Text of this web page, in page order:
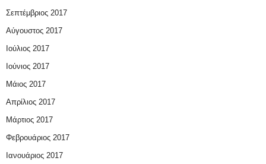
Σεπτέμβριος 2017
Αύγουστος 2017
Ιούλιος 2017
Ιούνιος 2017
Μάιος 2017
Απρίλιος 2017
Μάρτιος 2017
Φεβρουάριος 2017
Ιανουάριος 2017